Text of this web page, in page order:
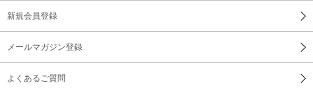
新規会員登録
メールマガジン登録
よくあるご質問